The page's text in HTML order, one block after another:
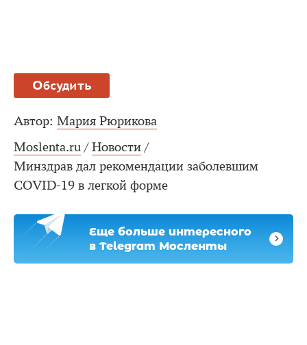
Обсудить
Автор: Мария Рюрикова
Moslenta.ru / Новости /
Минздрав дал рекомендации заболевшим
COVID-19 в легкой форме
Еще больше интересного
в Telegram Мосленты